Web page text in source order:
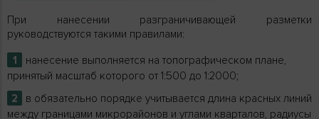
При нанесении разграничивающей разметки
руководствуются такими правилами:
нанесение выполняется на топографическом плане,
принятый масштаб которого от 1:500 до 1:2000;
в обязательно порядке учитывается длина красных линий
между границами микрорайонов и углами кварталов, радиусы